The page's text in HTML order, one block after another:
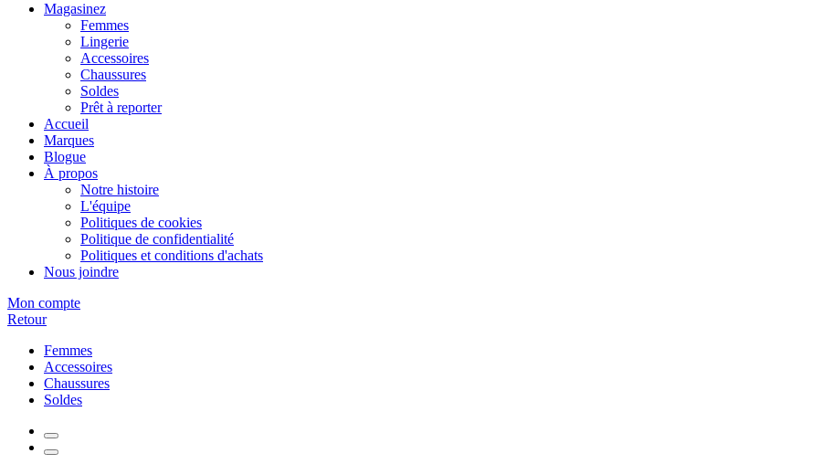
Magasinez
Femmes
Lingerie
Accessoires
Chaussures
Soldes
Prêt à reporter
Accueil
Marques
Blogue
À propos
Notre histoire
L'équipe
Politiques de cookies
Politique de confidentialité
Politiques et conditions d'achats
Nous joindre
Mon compte
Retour
Femmes
Accessoires
Chaussures
Soldes